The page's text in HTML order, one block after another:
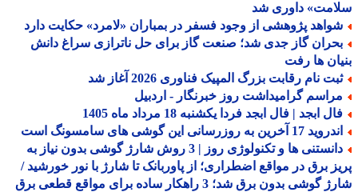
داوری شد
پژوهشی از وجود فسفر در بمباران «لامرد» حکایت دارد
گاز جدی شد؛ صنعت گاز برای حل ناترازی سراغ دانش
ها رفت
نام رقابت بزرگ المپیک فناوری 2026 آغاز شد
گرامیداشت روز خبرنگار - اردبیل
ابجد | فال ابجد فردا یکشنبه 18 مرداد ماه 1405
آخرین به روزرسانی این گوشی های سامسونگ است
دانستنی ها و تکنولوژی روز | 3 روش شارژ گوشی بدون نیاز به
برق در مواقع اضطراری؛ از پاوربانک تا شارژ با نور خورشید /
شارژ گوشی بدون برق شد؛ 3 راهکار ساده برای مواقع قطعی برق